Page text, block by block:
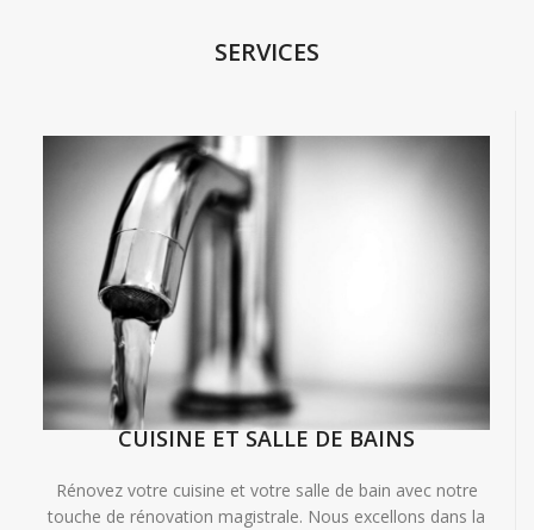
SERVICES
CUISINE ET SALLE DE BAINS
Rénovez votre cuisine et votre salle de bain avec notre
touche de rénovation magistrale. Nous excellons dans la